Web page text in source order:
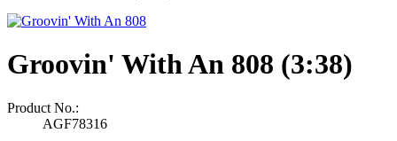
Groovin' With An 808 (3:38)
Product No.:
AGF78316